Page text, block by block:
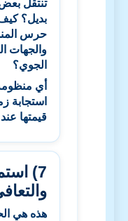
تنتقل
بديل؟
حرس
والجهات
الجوي؟
أي
استجابة
قيمتها
7)
هذه هي